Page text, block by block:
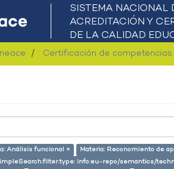
Certificación de competencias
Análisis funcional × Materia: Reconomiento de
info:eu-repo/semantics/